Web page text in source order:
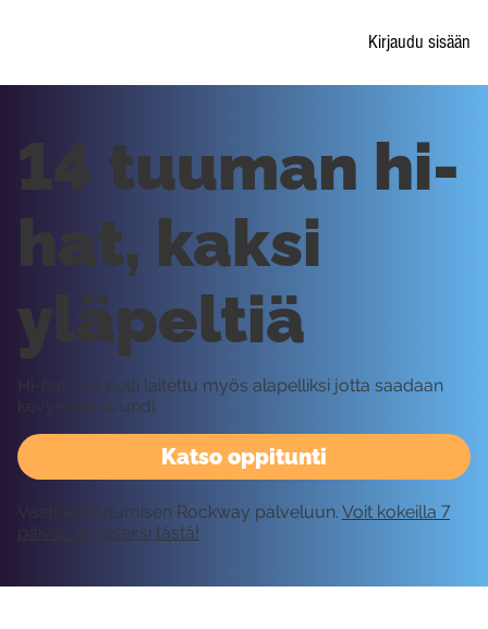
Kirjaudu sisään
Katso oppitunti
14 tuuman hi-
hat, kaksi
yläpeltiä
Hi-hat Top pelti laitettu myös alapelliksi jotta saadaan
kevyempi soundi.
Vaatii kirjautumisen Rockway palveluun. Voit kokeilla 7
päivää ilmaiseksi tästä!